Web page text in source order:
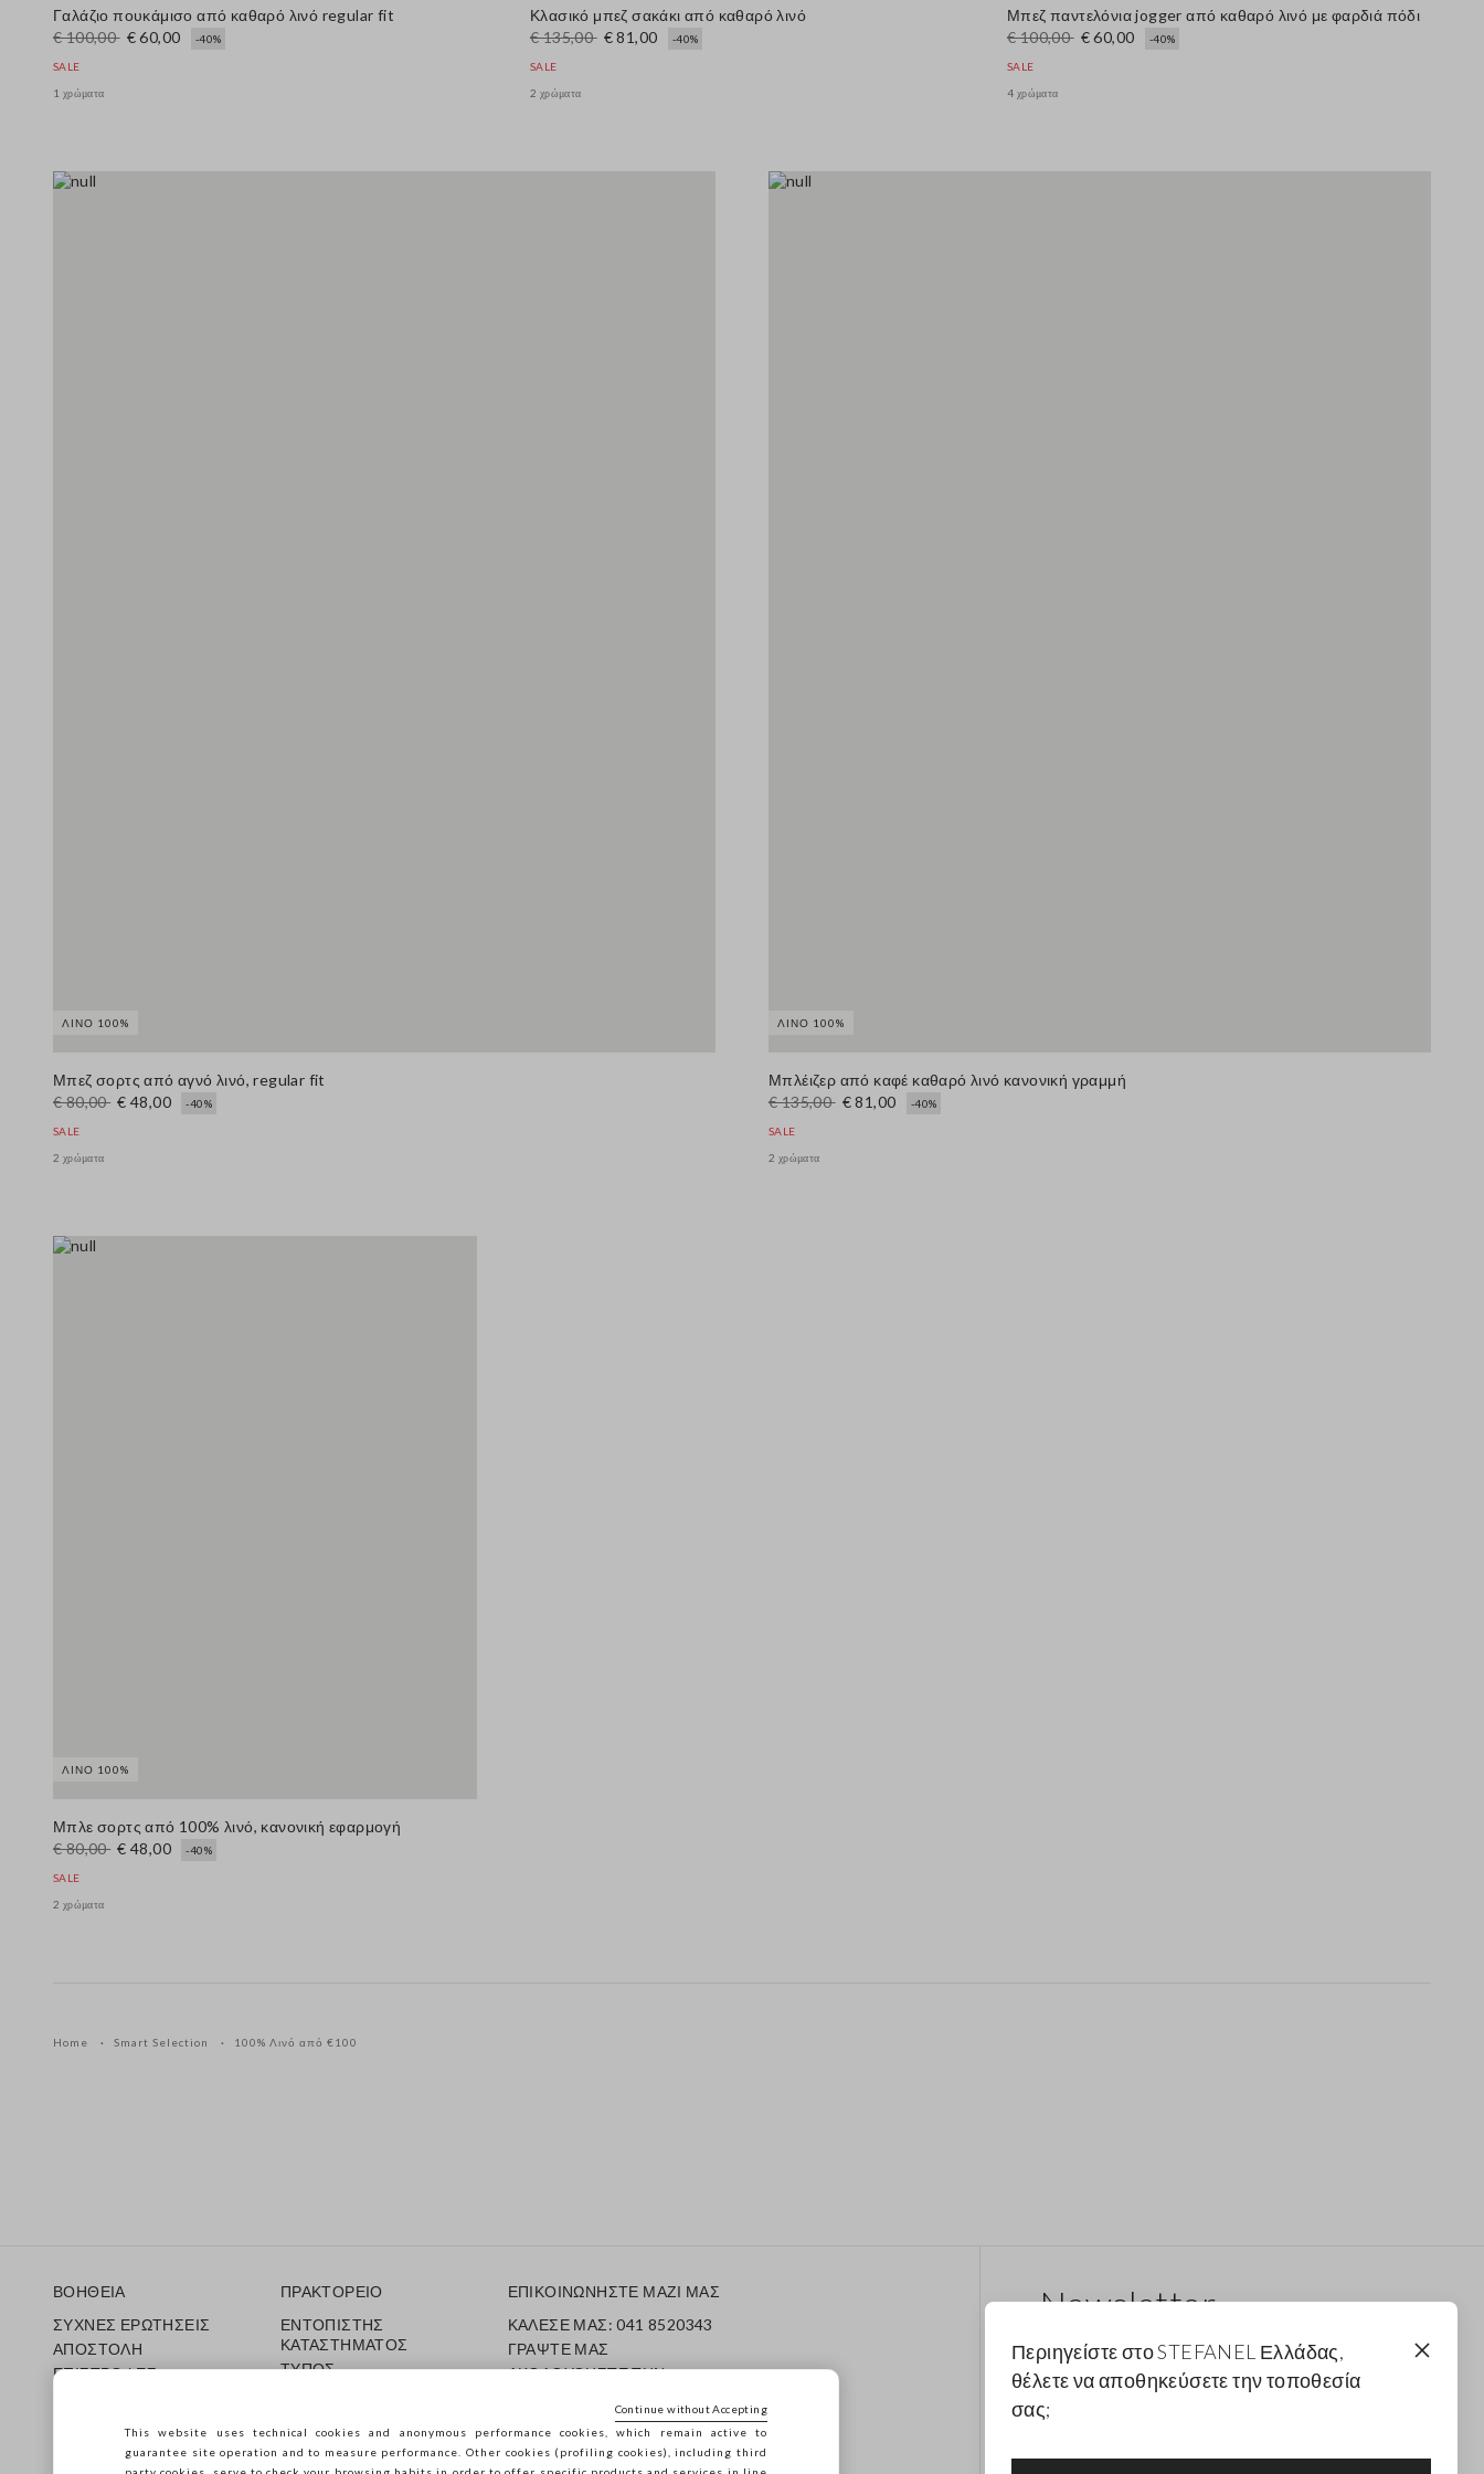
Γαλάζιο πουκάμισο από καθαρό λινό regular fit
€ 100,00 € 60,00 -40%
SALE
1 χρώματα
Κλασικό μπεζ σακάκι από καθαρό λινό
€ 135,00 € 81,00 -40%
SALE
2 χρώματα
Μπεζ παντελόνια jogger από καθαρό λινό με φαρδιά πόδι
€ 100,00 € 60,00 -40%
SALE
4 χρώματα
ΛΙΝΌ 100%
Μπεζ σορτς από αγνό λινό, regular fit
€ 80,00 € 48,00 -40%
SALE
2 χρώματα
ΛΙΝΌ 100%
Μπλέιζερ από καφέ καθαρό λινό κανονική γραμμή
€ 135,00 € 81,00 -40%
SALE
2 χρώματα
ΛΙΝΌ 100%
Μπλε σορτς από 100% λινό, κανονική εφαρμογή
€ 80,00 € 48,00 -40%
SALE
2 χρώματα
Home Smart Selection 100% Λινό από €100
ΒΟΗΘΕΙΑ
ΣΥΧΝΕΣ ΕΡΩΤΗΣΕΙΣ
ΑΠΟΣΤΟΛΗ
ΕΠΙΣΤΡΟΦΕΣ
Guida alle taglie
ΠΡΑΚΤΟΡΕΙΟ
ΕΝΤΟΠΙΣΤΗΣ
ΚΑΤΑΣΤΗΜΑΤΟΣ
ΤΥΠΟΣ
Accessibility
Βιωσιμότητα
ΕΠΙΚΟΙΝΩΝΗΣΤΕ ΜΑΖΙ ΜΑΣ
ΚΑΛΕΣΕ ΜΑΣ: 041 8520343
ΓΡΑΨΤΕ ΜΑΣ
ΑΚΟΛΟΥΘΗΣΤΕ ΤΗΝ
Newsletter
Λάβε ενημερώσεις για νέα drops, συλλογές και
προωθητικές ενέργειες. Για εσένα έκπτωση 10%.
Περιηγείστε στο STEFANEL Ελλάδας,
θέλετε να αποθηκεύσετε την τοποθεσία
σας;
This website uses technical cookies and anonymous performance cookies, which remain active to
guarantee site operation and to measure performance. Other cookies (profiling cookies), including third
Continue without Accepting